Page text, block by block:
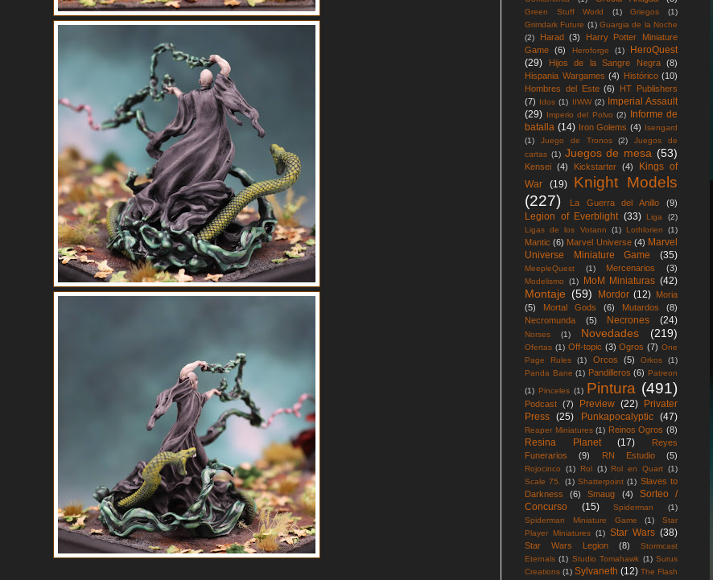
Green Stuff World (1) Griegos
(1)
Grimdark Future (1) Guargia de la Noche
(2)
Harad (3)
Harry Potter Miniature
Game
(6) Heroforge (1)
HeroQuest
(29)
Hijos de la Sangre Negra
(8)
Hispania Wargames (4) Histórico (10)
Hombres del Este (6)
HT Publishers
(7) Idos (1) IIWW (2)
Imperial Assault
(29) Imperio del Polvo (2)
Informe de
batalla (14) Iron Golems (4) Isengard
(1)
Juego de Tronos (2)
Juegos de
cartas (1) Juegos de mesa (53)
Kensei (4) Kickstarter (4)
Kings of
War
(19)
Knight Models
(227)
La Guerra del Anillo (9)
Legion of Everblight (33) Liga
(2)
Ligas de los Votann
(1) Lothlorien (1)
Mantic (6) Marvel Universe (4) Marvel
Universe Miniature Game
(35)
MeepleQuest (1) Mercenarios (3)
Modelismo (1) MoM Miniaturas (42)
Montaje (59) Mordor (12) Moria
(5)
Mortal Gods (6) Mutardos
(8)
Necromunda
(5) Necrones (24)
Norses (1) Novedades (219)
Ofertas (1) Off-topic (3) Ogros (7) One
Page Rules
(1) Orcos (5) Orkos
(1)
Panda Bane (1) Pandilleros (6) Patreon
(1) Pinceles (1) Pintura (491)
Podcast (7) Preview (22)
Privater
Press (25) Punkapocalyptic (47)
Reaper Miniatures (1) Reinos Ogros (8)
Resina Planet (17)
Reyes
Funerarios
(9) RN Estudio (5)
Rojocinco (1) Rol (1) Rol en Quart (1)
Scale 75.
(1) Shatterpoint (1) Slaves to
Darkness
(6) Smaug (4)
Sorteo /
Concurso
(15) Spiderman
(1)
Spiderman Miniature Game
(1)
Star
Player Miniatures (1) Star Wars (38)
Star Wars Legion (8)
Stormcast
Eternals (1) Studio Tomahawk (1) Surus
Creations (1) Sylvaneth (12) The Flash